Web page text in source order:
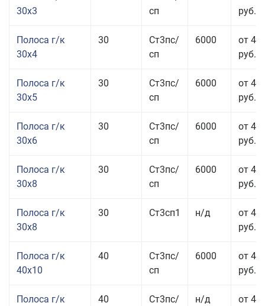
30x3
сп
руб.
Полоса г/к
30x4
30
Ст3пс/
сп
6000
от 44
руб.
Полоса г/к
30x5
30
Ст3пс/
сп
6000
от 43
руб.
Полоса г/к
30x6
30
Ст3пс/
сп
6000
от 46
руб.
Полоса г/к
30x8
30
Ст3пс/
сп
6000
от 43
руб.
Полоса г/к
30x8
30 Ст3сп1 н/д
от 43
руб.
Полоса г/к
40x10
40
Ст3пс/
сп
6000
от 44
руб.
Полоса г/к
40
Ст3пс/
н/д
от 48